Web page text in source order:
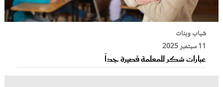
شباب وبنات
11 سبتمبر 2025
عبارات شكر للمعلمة قصيرة جداً